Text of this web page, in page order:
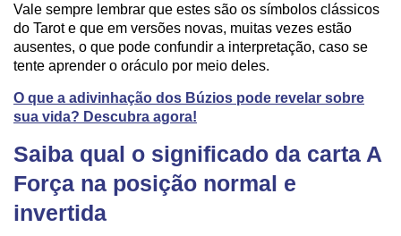
Vale sempre lembrar que estes são os símbolos clássicos
do Tarot e que em versões novas, muitas vezes estão
ausentes, o que pode confundir a interpretação, caso se
tente aprender o oráculo por meio deles.
O que a adivinhação dos Búzios pode revelar sobre
sua vida? Descubra agora!
Saiba qual o significado da carta A
Força na posição normal e
invertida